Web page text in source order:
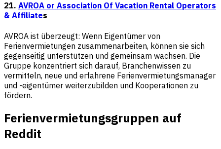
21. AVROA or Association Of Vacation Rental Operators
& Affiliates
AVROA ist überzeugt: Wenn Eigentümer von
Ferienvermietungen zusammenarbeiten, können sie sich
gegenseitig unterstützen und gemeinsam wachsen. Die
Gruppe konzentriert sich darauf, Branchenwissen zu
vermitteln, neue und erfahrene Ferienvermietungsmanager
und -eigentümer weiterzubilden und Kooperationen zu
fördern.
Ferienvermietungsgruppen auf
Reddit